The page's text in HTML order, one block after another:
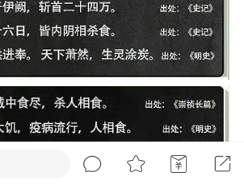
谷气行、营卫通：内经视角
下的脾胃调养要义